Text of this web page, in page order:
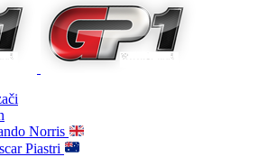
Norris
Piastri